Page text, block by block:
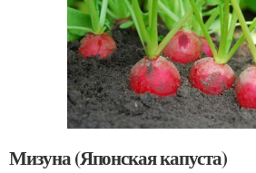
Мизуна (Японская капуста)